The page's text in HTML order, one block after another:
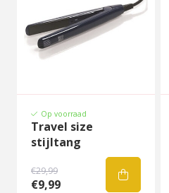
Op voorraad
Travel size
stijltang
€29,99
€9,99